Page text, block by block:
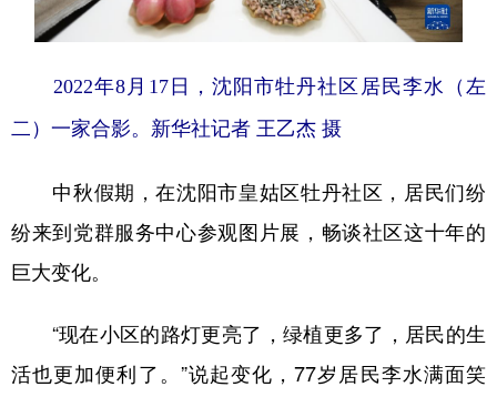
2022年8月17日，沈阳市牡丹社区居民李水（左
二）一家合影。新华社记者 王乙杰 摄
中秋假期，在沈阳市皇姑区牡丹社区，居民们纷
纷来到党群服务中心参观图片展，畅谈社区这十年的
巨大变化。
“现在小区的路灯更亮了，绿植更多了，居民的生
活也更加便利了。”说起变化，77岁居民李水满面笑